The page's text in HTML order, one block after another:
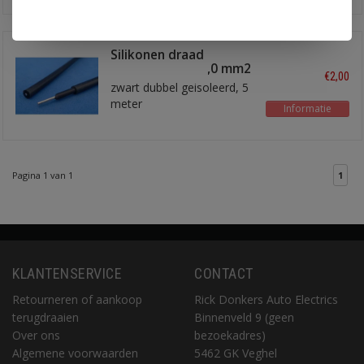
Silikonen draad
massieve kern 1,0 mm2
zwart dubbel geisoleerd, 5
meter
€2,00
Informatie
Pagina 1 van 1 1
KLANTENSERVICE
Retourneren of aankoop
terugdraaien
Over ons
Algemene voorwaarden
CONTACT
Rick Donkers Auto Electrics
Binnenveld 9 (geen
bezoekadres)
5462 GK Veghel